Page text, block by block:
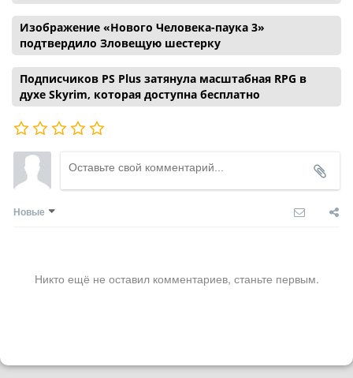
Изображение «Нового Человека-паука 3»
подтвердило Зловещую шестерку
Подписчиков PS Plus затянула масштабная RPG в
духе Skyrim, которая доступна бесплатно
Новые
Никто ещё не оставил комментариев, станьте первым.